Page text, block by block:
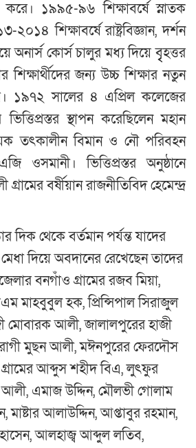
১৯৯৫-৯৬ শিক্ষাবর্ষে স্নাতক
শিক্ষাবর্ষে রাষ্ট্রবিজ্ঞান, দর্শন
অনার্স কোর্স চালুর মধ্য দিয়ে বৃৃৃৃৃহত্তর
জন্য উচ্চ শিক্ষার নতুন
১৯৭২ সালের ৪ এপ্রিল কলেজের
স্থাপন করেছিলেন মহান
তৎকালীন বিমান ও নৌ পরিবহন
ওসমানী। ভিত্তিপ্রস্তর অনুষ্ঠানে
বর্ষীয়ান রাজনীতিবিদ হেমেন্দ্র
দিক থেকে বর্তমান পর্যন্ত যাদের
দিয়ে অবদানের রেখেছেন তাদের
বনগাঁও গ্রামের রজব মিয়া,
মাহবুবুল হক, প্রিন্সিপাল সিরাজুল
মোবারক আলী, জালালপুরের হাজী
মুছন আলী, মঈনপুরের ফেরদৌস
আব্দুস শহীদ বিএ, লুৎফুর
এমাজ উদ্দিন, মৌলভী গোলাম
মাষ্টার আলাউদ্দিন, আপ্তাবুর রহমান,
আলহাজ্ব আব্দুল লতিব,